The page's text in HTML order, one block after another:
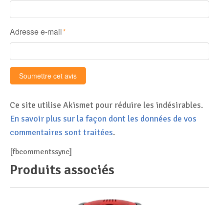
Adresse e-mail *
Ce site utilise Akismet pour réduire les indésirables.
En savoir plus sur la façon dont les données de vos
commentaires sont traitées.
[fbcommentssync]
Produits associés